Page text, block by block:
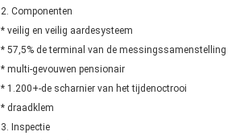
2. Componenten
* veilig en veilig aardesysteem
* 57,5% de terminal van de messingssamenstelling
* multi-gevouwen pensionair
* 1.200+-de scharnier van het tijdenoctrooi
* draadklem
3. Inspectie